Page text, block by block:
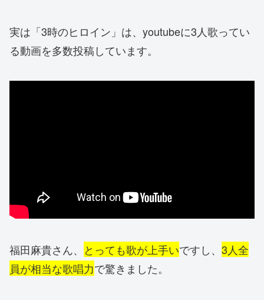
実は「3時のヒロイン」は、youtubeに3人歌ってい
る動画を多数投稿しています。
福田麻貴さん、 とっても歌が上手いですし、 3人全
員が相当な歌唱力で驚きました。